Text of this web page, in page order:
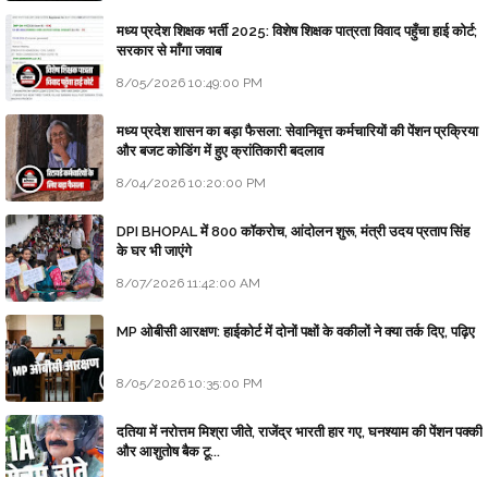
मध्य प्रदेश शिक्षक भर्ती 2025: विशेष शिक्षक पात्रता विवाद पहुँचा हाई कोर्ट;
सरकार से माँगा जवाब
8/05/2026 10:49:00 PM
मध्य प्रदेश शासन का बड़ा फैसला: सेवानिवृत्त कर्मचारियों की पेंशन प्रक्रिया
और बजट कोडिंग में हुए क्रांतिकारी बदलाव
8/04/2026 10:20:00 PM
DPI BHOPAL में 800 कॉकरोच, आंदोलन शुरू, मंत्री उदय प्रताप सिंह
के घर भी जाएंगे
8/07/2026 11:42:00 AM
MP ओबीसी आरक्षण: हाईकोर्ट में दोनों पक्षों के वकीलों ने क्या तर्क दिए, पढ़िए
8/05/2026 10:35:00 PM
दतिया में नरोत्तम मिश्रा जीते, राजेंद्र भारती हार गए, घनश्याम की पेंशन पक्की
और आशुतोष बैक टू...